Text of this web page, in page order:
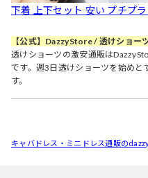
下着 上下セット 安い プチプ
【公式】DazzyStore / 透けショー
透けショーツの激安通販は
です。週3日透けショーツを始めと
す。
キャバドレス・ミニドレス通販の